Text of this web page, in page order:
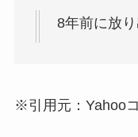
8年前に放り
※引用元：Yahoo